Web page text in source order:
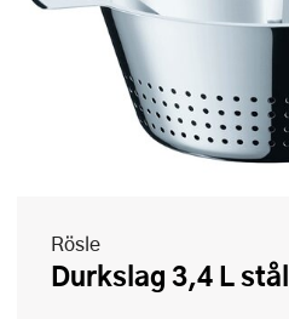
Rösle
Durkslag 3,4 L stål